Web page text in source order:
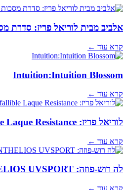
אלביב מבית לוריאל פריז: סדרת
קרא עוד ←
Intuition:Intuition Blossom
קרא עוד ←
לוריאל פריז: Infallible Laque Resistance
קרא עוד ←
לה רוש-פוזה: ANTHELIOS UVSPORT
קרא עוד ←